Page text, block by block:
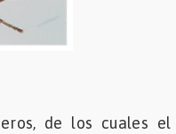
de los cuales